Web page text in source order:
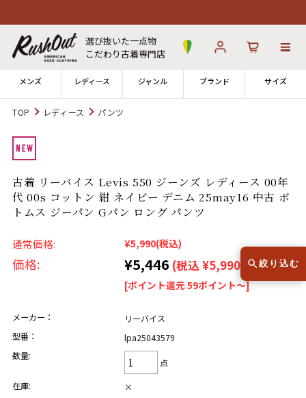
選び抜いた一点物
こだわり古着専門店
メンズ レディース ジャンル ブランド サイズ
店舗一覧
全国7店舗・公式通販の比較 →
※対応不可：日祝、長期休暇、セール
Search by Hotword 今週のHOTワード（7/29〜8/4）
映画 ミリタリー
大きいサイズ
TOP レディース パンツ
古着 リーバイス Levis 550 ジーンズ レディース 00年
代 00s コットン 紺 ネイビー デニム 25may16 中古 ボ
トムス ジーパン Gパン ロング パンツ
通常価格: ¥5,990(税込)
価格: ¥5,446 (税込 ¥5,990)
[ポイント還元 59ポイント～]
メーカー：
リーバイス
型番：
lpa25043579
数量:
点
在庫:
×
絞り込む